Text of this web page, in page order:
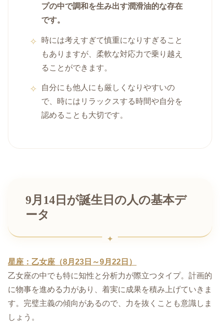
プの中で調和を生み出す潤滑油的な存在
です。
時には考えすぎて慎重になりすぎること
もありますが、柔軟な対応力で乗り越え
ることができます。
自分にも他人にも厳しくなりやすいの
で、時にはリラックスする時間や自分を
認めることも大切です。
9月14日が誕生日の人の基本デ
ータ
星座：乙女座（8月23日～9月22日）
乙女座の中でも特に知性と分析力が際立つタイプ。計画的
に物事を進める力があり、着実に成果を積み上げていきま
す。完璧主義の傾向があるので、力を抜くことも意識しま
しょう。